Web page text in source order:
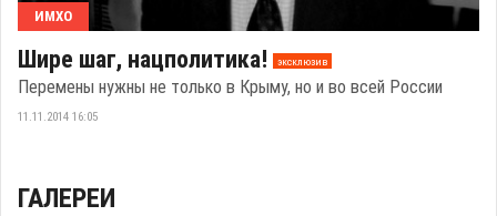
ИМХО
Шире шаг, нацполитика! эксклюзив
Перемены нужны не только в Крыму, но и во всей России
11.11.2014 16:05
ГАЛЕРЕИ